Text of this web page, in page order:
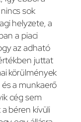
sok
helyzete, a
a piaci
az adható
juttat
körülmények
a munkaerő
cég sem
béren kívüli